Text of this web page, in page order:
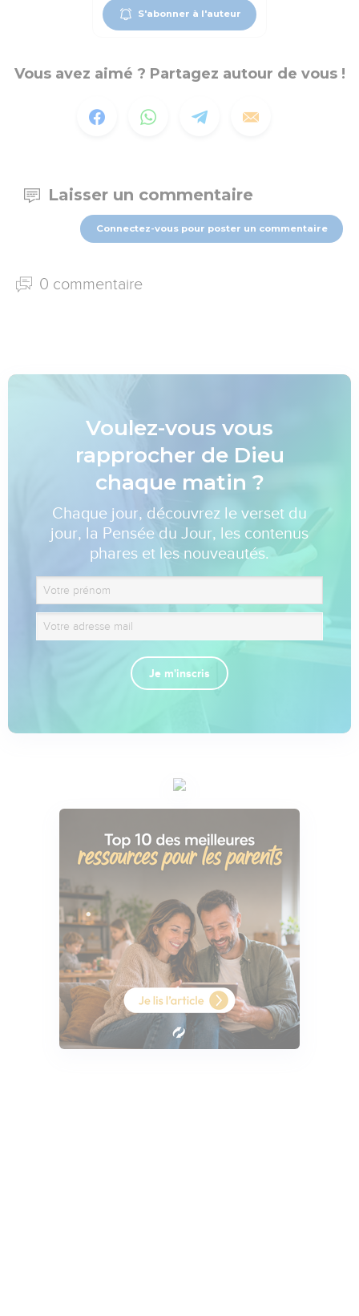
S'abonner à l'auteur
Vous avez aimé ? Partagez autour de vous !
Laisser un commentaire
Connectez-vous pour poster un commentaire
0 commentaire
Voulez-vous vous
rapprocher de Dieu
chaque matin ?
Chaque jour, découvrez le verset du
jour, la Pensée du Jour, les contenus
phares et les nouveautés.
Je m'inscris